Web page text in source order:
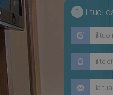
1 I tuoi